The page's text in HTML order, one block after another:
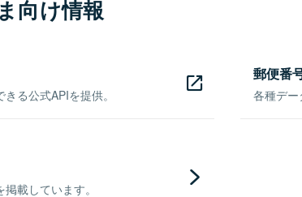
向け情報
る公式APIを提供。
郵便番
各種デー
載しています。